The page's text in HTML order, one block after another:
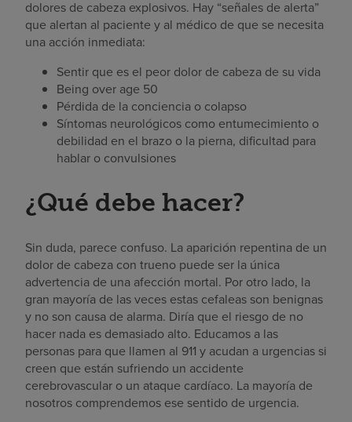
dolores de cabeza explosivos. Hay “señales de alerta”
que alertan al paciente y al médico de que se necesita
una acción inmediata:
Sentir que es el peor dolor de cabeza de su vida
Being over age 50
Pérdida de la conciencia o colapso
Síntomas neurológicos como entumecimiento o
debilidad en el brazo o la pierna, dificultad para
hablar o convulsiones
¿Qué debe hacer?
Sin duda, parece confuso. La aparición repentina de un
dolor de cabeza con trueno puede ser la única
advertencia de una afección mortal. Por otro lado, la
gran mayoría de las veces estas cefaleas son benignas
y no son causa de alarma. Diría que el riesgo de no
hacer nada es demasiado alto. Educamos a las
personas para que llamen al 911 y acudan a urgencias si
creen que están sufriendo un accidente
cerebrovascular o un ataque cardíaco. La mayoría de
nosotros comprendemos ese sentido de urgencia.